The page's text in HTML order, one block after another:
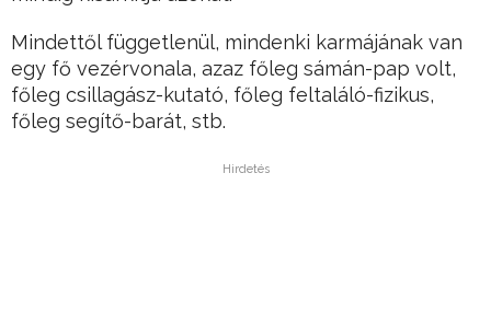
Mindettől függetlenül, mindenki karmájának van
egy fő vezérvonala, azaz főleg sámán-pap volt,
főleg csillagász-kutató, főleg feltaláló-fizikus,
főleg segítő-barát, stb.
Hirdetés